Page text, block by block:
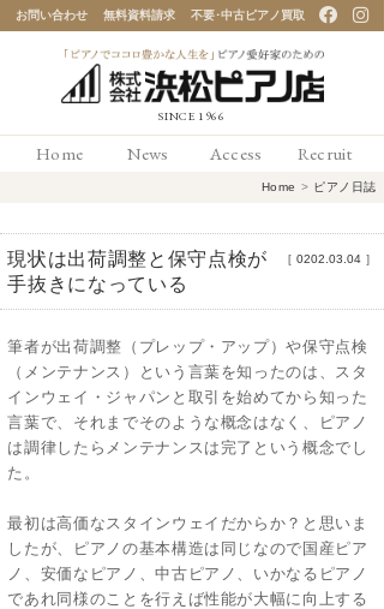
「ピアノでココロ豊かな
人生を」ピアノ愛好家の
ための 浜松ピアノ店
お問い合わせ 無料資料請求 不要･中古ピアノ買取
Home News Access Recruit
Home > ピアノ日誌
［ 0202.03.04］
現状は出荷調整と保守点検が
手抜きになっている
筆者が出荷調整（プレップ・アップ）や保守点検
（メンテナンス）という言葉を知ったのは、スタ
インウェイ・ジャパンと取引を始めてから知った
言葉で、それまでそのような概念はなく、ピアノ
は調律したらメンテナンスは完了という概念でし
た。
最初は高価なスタインウェイだからか？と思いま
したが、ピアノの基本構造は同じなので国産ピア
ノ、安価なピアノ、中古ピアノ、いかなるピアノ
であれ同様のことを行えば性能が大幅に向上する